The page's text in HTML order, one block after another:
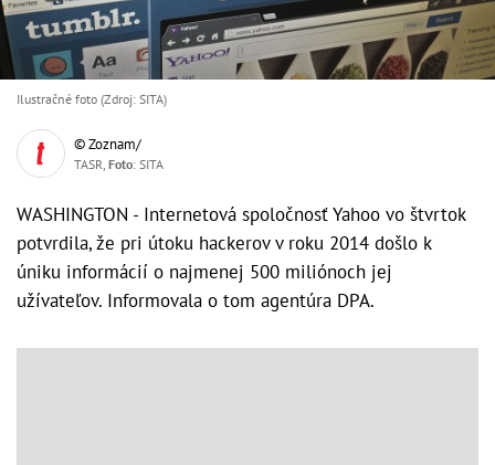
Ilustračné foto (Zdroj: SITA)
© Zoznam/
TASR, Foto: SITA
WASHINGTON - Internetová spoločnosť Yahoo vo štvrtok
potvrdila, že pri útoku hackerov v roku 2014 došlo k
úniku informácií o najmenej 500 miliónoch jej
užívateľov. Informovala o tom agentúra DPA.